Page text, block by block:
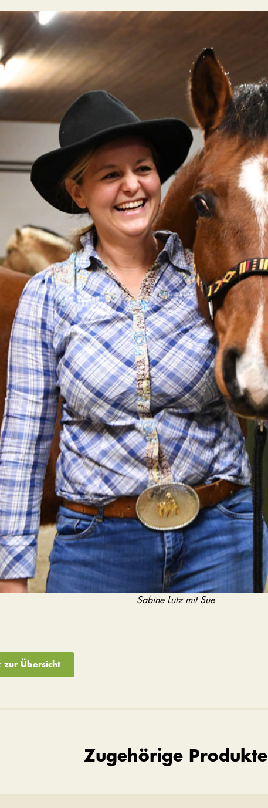
Sabine Lutz mit Sue
zur Übersicht
Zugehörige Produkte